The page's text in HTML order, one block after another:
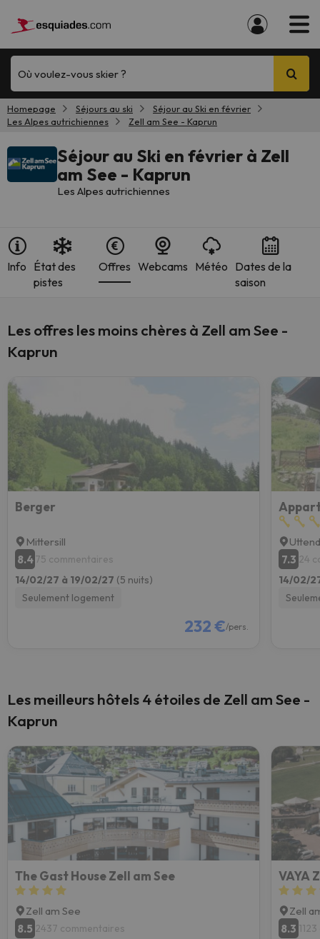
Où voulez-vous skier ?
Homepage Séjours au ski
Séjour au Ski en février
Les Alpes autrichiennes
Zell am See - Kaprun
Séjour au Ski en février à Zell
am See - Kaprun
Les Alpes autrichiennes
Info État des
pistes
Offres Webcams Météo Dates de la
saison
Les offres les moins chères à Zell am See -
Kaprun
Berger
Mittersill
8.475 commentaires
14/02/27 à 19/02/27 (5 nuits)
Seulement logement
232 €/pers.
7.3 24
14/02/
Les meilleurs hôtels 4 étoiles de Zell am See -
Kaprun
The Gast House Zell am See
Zell am See
8.5 2437 commentaires
VAYA
Zell
8.3